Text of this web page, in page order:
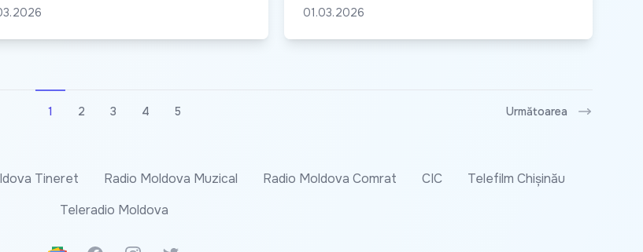
01.03.2026
1 2 3 4 5 Următoarea
Tineret Radio Moldova Muzical Radio Moldova Comrat CIC
Telefilm Chișinău
Teleradio Moldova